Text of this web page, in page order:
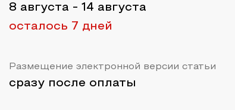
8 августа - 14 августа
осталось 7 дней
Размещение электронной версии статьи
сразу после оплаты